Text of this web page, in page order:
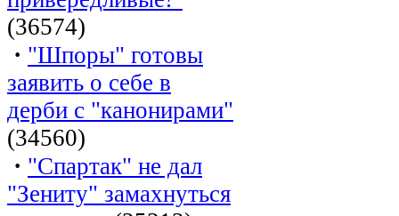
(36574)
· "Шпоры" готовы
заявить о себе в
дерби с "канонирами"
(34560)
· "Спартак" не дал
"Зениту" замахнуться